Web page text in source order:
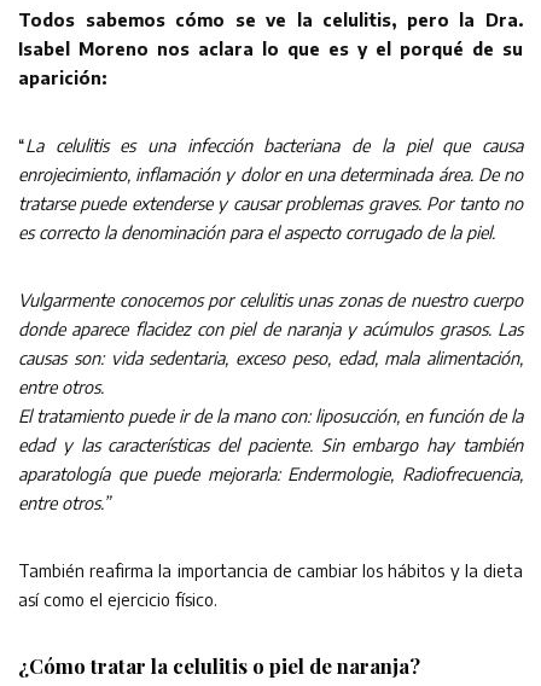
Todos sabemos cómo se ve la celulitis, pero la Dra.
Isabel Moreno nos aclara lo que es y el porqué de su
aparición:
“La celulitis es una infección bacteriana de la piel que causa
enrojecimiento, inflamación y dolor en una determinada área. De no
tratarse puede extenderse y causar problemas graves. Por tanto no
es correcto la denominación para el aspecto corrugado de la piel.
Vulgarmente conocemos por celulitis unas zonas de nuestro cuerpo
donde aparece flacidez con piel de naranja y acúmulos grasos. Las
causas son: vida sedentaria, exceso peso, edad, mala alimentación,
entre otros.
El tratamiento puede ir de la mano con: liposucción, en función de la
edad y las características del paciente. Sin embargo hay también
aparatología que puede mejorarla: Endermologie, Radiofrecuencia,
entre otros.”
También reafirma la importancia de cambiar los hábitos y la dieta
así como el ejercicio físico.
¿Cómo tratar la celulitis o piel de naranja?